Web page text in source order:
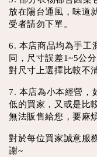
放在陽台通風，味道
受者請勿下單。
6. 本店商品均為手工
同，尺寸誤差1~5公
對尺寸上選擇比較不
7. 本店為小本經營，
低的買家，又或是比
無法販售給您，要麻
對於每位買家誠意服
謝~